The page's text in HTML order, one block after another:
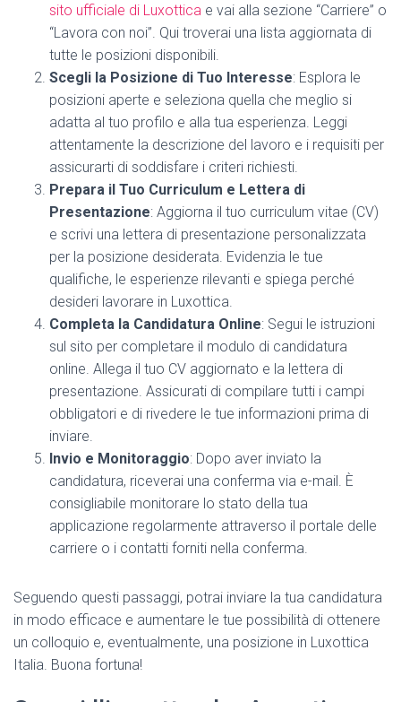
sito ufficiale di Luxottica e vai alla sezione “Carriere” o
“Lavora con noi”. Qui troverai una lista aggiornata di
tutte le posizioni disponibili.
Scegli la Posizione di Tuo Interesse: Esplora le
posizioni aperte e seleziona quella che meglio si
adatta al tuo profilo e alla tua esperienza. Leggi
attentamente la descrizione del lavoro e i requisiti per
assicurarti di soddisfare i criteri richiesti.
Prepara il Tuo Curriculum e Lettera di
Presentazione: Aggiorna il tuo curriculum vitae (CV)
e scrivi una lettera di presentazione personalizzata
per la posizione desiderata. Evidenzia le tue
qualifiche, le esperienze rilevanti e spiega perché
desideri lavorare in Luxottica.
Completa la Candidatura Online: Segui le istruzioni
sul sito per completare il modulo di candidatura
online. Allega il tuo CV aggiornato e la lettera di
presentazione. Assicurati di compilare tutti i campi
obbligatori e di rivedere le tue informazioni prima di
inviare.
Invio e Monitoraggio: Dopo aver inviato la
candidatura, riceverai una conferma via e-mail. È
consigliabile monitorare lo stato della tua
applicazione regolarmente attraverso il portale delle
carriere o i contatti forniti nella conferma.
Seguendo questi passaggi, potrai inviare la tua candidatura
in modo efficace e aumentare le tue possibilità di ottenere
un colloquio e, eventualmente, una posizione in Luxottica
Italia. Buona fortuna!